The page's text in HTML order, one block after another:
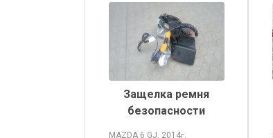
Защелка ремня
безопасности
MAZDA 6 GJ, 2014г.